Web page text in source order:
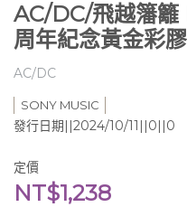
AC/DC/飛越籓
周年紀念黃金彩
AC/DC
SONY MUSIC
發行日期||2024/10/11||0||0
定價
NT$1,238